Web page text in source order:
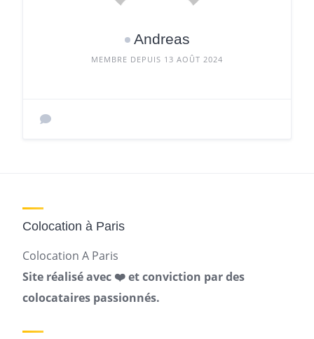
Andreas
MEMBRE DEPUIS 13 AOÛT 2024
Colocation à Paris
Colocation A Paris
Site réalisé avec ❤️ et conviction par des
colocataires passionnés.